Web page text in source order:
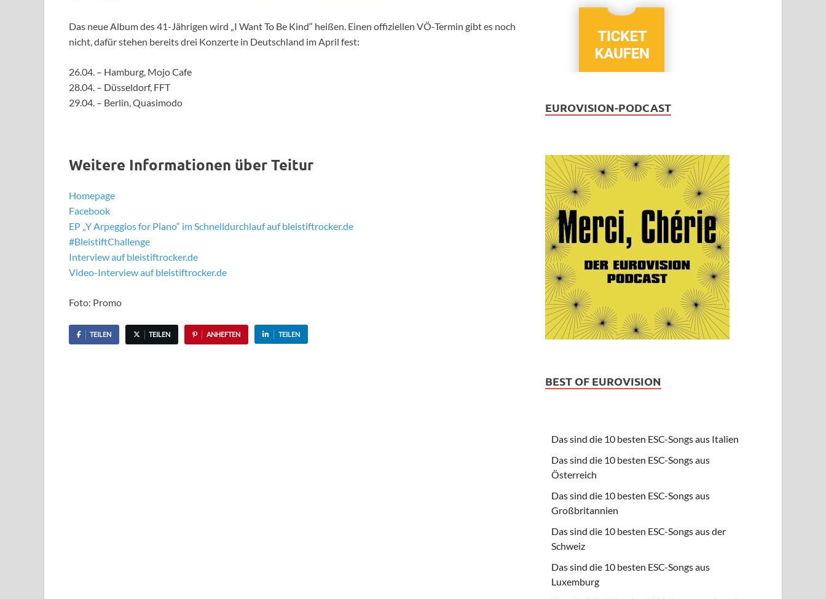
Das neue Album des 41-Jährigen wird „I Want To Be Kind“ heißen. Einen offiziellen VÖ-Termin gibt es noch
nicht, dafür stehen bereits drei Konzerte in Deutschland im April fest:
26.04. – Hamburg, Mojo Cafe
28.04. – Düsseldorf, FFT
29.04. – Berlin, Quasimodo
Weitere Informationen über Teitur
Homepage
Facebook
EP „Y Arpeggios for Piano“ im Schnelldurchlauf auf bleistiftrocker.de
#BleistiftChallenge
Interview auf bleistiftrocker.de
Video-Interview auf bleistiftrocker.de
Foto: Promo
TEILEN TEILEN ANHEFTEN TEILEN
EUROVISION-PODCAST
BEST OF EUROVISION
Das sind die 10 besten ESC-Songs aus Italien
Das sind die 10 besten ESC-Songs aus
Österreich
Das sind die 10 besten ESC-Songs aus
Großbritannien
Das sind die 10 besten ESC-Songs aus der
Schweiz
Das sind die 10 besten ESC-Songs aus
Luxemburg